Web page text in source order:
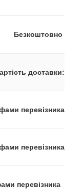
Безкоштовно
доставки:
перевізника
перевізника
перевізника